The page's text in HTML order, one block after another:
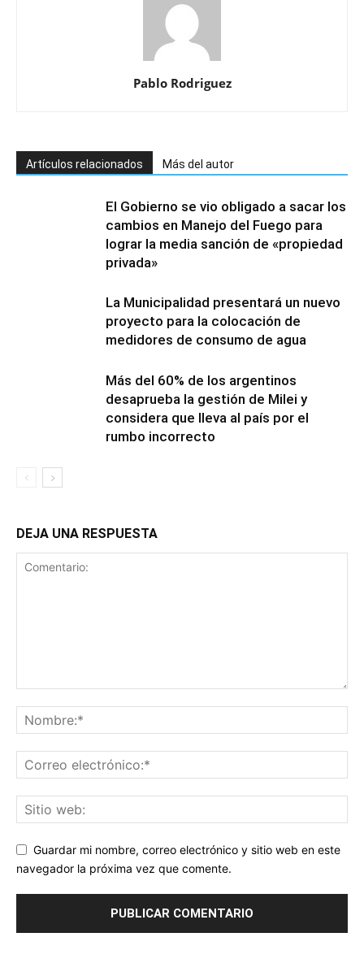
Pablo Rodriguez
Artículos relacionados Más del autor
El Gobierno se vio obligado a sacar los
cambios en Manejo del Fuego para
lograr la media sanción de «propiedad
privada»
La Municipalidad presentará un nuevo
proyecto para la colocación de
medidores de consumo de agua
Más del 60% de los argentinos
desaprueba la gestión de Milei y
considera que lleva al país por el
rumbo incorrecto
DEJA UNA RESPUESTA
Guardar mi nombre, correo electrónico y sitio web en este
navegador la próxima vez que comente.